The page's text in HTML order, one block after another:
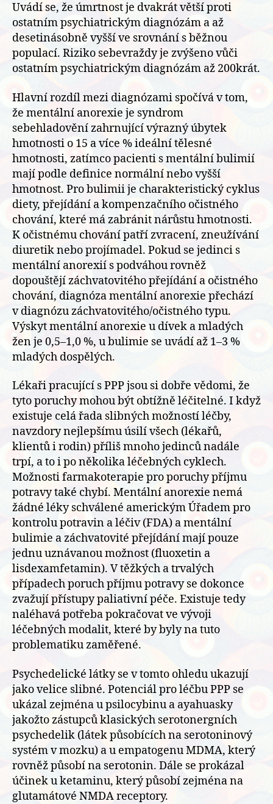
Uvádí se, že úmrtnost je dvakrát větší proti
ostatním psychiatrickým diagnózám a až
desetinásobně vyšší ve srovnání s běžnou
populací. Riziko sebevraždy je zvýšeno vůči
ostatním psychiatrickým diagnózám až 200krát.
Hlavní rozdíl mezi diagnózami spočívá v tom,
že mentální anorexie je syndrom
sebehladovění zahrnující výrazný úbytek
hmotnosti o 15 a více % ideální tělesné
hmotnosti, zatímco pacienti s mentální bulimií
mají podle definice normální nebo vyšší
hmotnost. Pro bulimii je charakteristický cyklus
diety, přejídání a kompenzačního očistného
chování, které má zabránit nárůstu hmotnosti.
K očistnému chování patří zvracení, zneužívání
diuretik nebo projímadel. Pokud se jedinci s
mentální anorexií s podváhou rovněž
dopouštějí záchvatovitého přejídání a očistného
chování, diagnóza mentální anorexie přechází
v diagnózu záchvatovitého/očistného typu.
Výskyt mentální anorexie u dívek a mladých
žen je 0,5–1,0 %, u bulimie se uvádí až 1–3 %
mladých dospělých.
Lékaři pracující s PPP jsou si dobře vědomi, že
tyto poruchy mohou být obtížně léčitelné. I když
existuje celá řada slibných možností léčby,
navzdory nejlepšímu úsilí všech (lékařů,
klientů i rodin) příliš mnoho jedinců nadále
trpí, a to i po několika léčebných cyklech.
Možnosti farmakoterapie pro poruchy příjmu
potravy také chybí. Mentální anorexie nemá
žádné léky schválené americkým Úřadem pro
kontrolu potravin a léčiv (FDA) a mentální
bulimie a záchvatovité přejídání mají pouze
jednu uznávanou možnost (fluoxetin a
lisdexamfetamin). V těžkých a trvalých
případech poruch příjmu potravy se dokonce
zvažují přístupy paliativní péče. Existuje tedy
naléhavá potřeba pokračovat ve vývoji
léčebných modalit, které by byly na tuto
problematiku zaměřené.
Psychedelické látky se v tomto ohledu ukazují
jako velice slibné. Potenciál pro léčbu PPP se
ukázal zejména u psilocybinu a ayahuasky
jakožto zástupců klasických serotonergních
psychedelik (látek působících na serotoninový
systém v mozku) a u empatogenu MDMA, který
rovněž působí na serotonin. Dále se prokázal
účinek u ketaminu, který působí zejména na
glutamátové NMDA receptory.